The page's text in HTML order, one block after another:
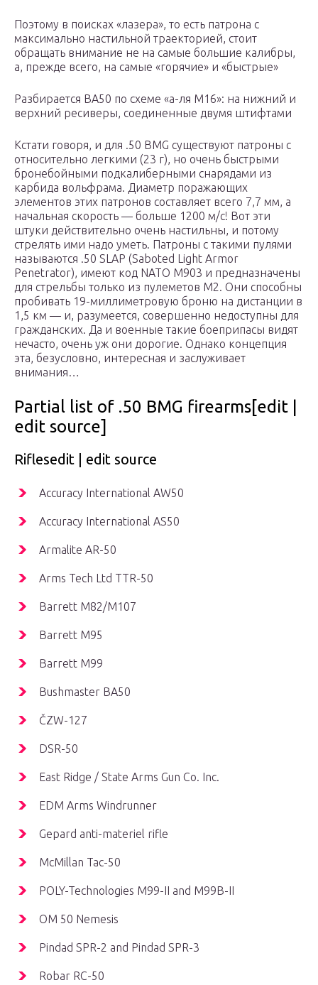
Поэтому в поисках «лазера», то есть патрона с
максимально настильной траекторией, стоит
обращать внимание не на самые большие калибры,
а, прежде всего, на самые «горячие» и «быстрые»
Разбирается BA50 по схеме «а-ля М16»: на нижний и
верхний ресиверы, соединенные двумя штифтами
Кстати говоря, и для .50 BMG существуют патроны с
относительно легкими (23 г), но очень быстрыми
бронебойными подкалиберными снарядами из
карбида вольфрама. Диаметр поражающих
элементов этих патронов составляет всего 7,7 мм, а
начальная скорость — больше 1200 м/с! Вот эти
штуки действительно очень настильны, и потому
стрелять ими надо уметь. Патроны с такими пулями
называются .50 SLAP (Saboted Light Armor
Penetrator), имеют код NATO M903 и предназначены
для стрельбы только из пулеметов М2. Они способны
пробивать 19-миллиметровую броню на дистанции в
1,5 км — и, разумеется, совершенно недоступны для
гражданских. Да и военные такие боеприпасы видят
нечасто, очень уж они дорогие. Однако концепция
эта, безусловно, интересная и заслуживает
внимания…
Partial list of .50 BMG firearms[edit |
edit source]
Riflesedit | edit source
Accuracy International AW50
Accuracy International AS50
Armalite AR-50
Arms Tech Ltd TTR-50
Barrett M82/M107
Barrett M95
Barrett M99
Bushmaster BA50
ČZW-127
DSR-50
East Ridge / State Arms Gun Co. Inc.
EDM Arms Windrunner
Gepard anti-materiel rifle
McMillan Tac-50
POLY-Technologies M99-II and M99B-II
OM 50 Nemesis
Pindad SPR-2 and Pindad SPR-3
Robar RC-50